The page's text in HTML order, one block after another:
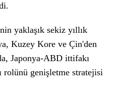
yaklaşık sekiz yıllık
Kuzey Kore ve Çin'den
Japonya-ABD ittifakı
rolünü genişletme stratejisi